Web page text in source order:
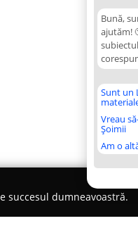
Bună,
ajutăm!
Sunt un
Vreau
Șoimii
Am o
succesul dumneavoastră.